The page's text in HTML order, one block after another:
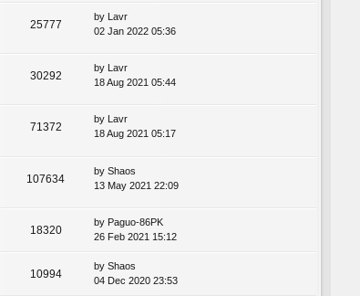
25777
by
Lavr
02 Jan 2022 05:36
30292
by
Lavr
18 Aug 2021 05:44
71372
by Lavr
18 Aug 2021 05:17
107634
by Shaos
13 May 2021 22:09
18320
by Paguo-86PK
26 Feb 2021 15:12
10994
by Shaos
04 Dec 2020 23:53